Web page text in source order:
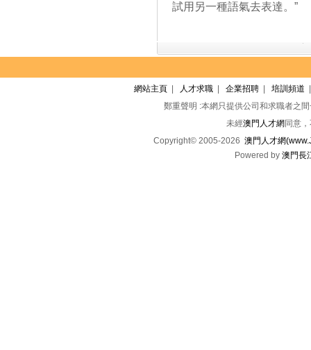
試用另一種語氣去表達。”
網站主頁 人才求職 企業招聘 培訓頻道
鄭重聲明 :本網只提供公司和求職者之
未經澳門人才網 同意
Copyright© 2005-2026 澳門人才網
Powered by 澳門長